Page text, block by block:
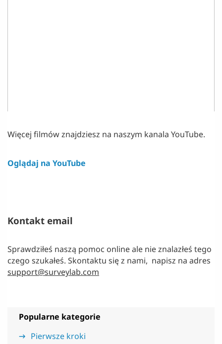
Więcej filmów znajdziesz na naszym kanala YouTube.
Oglądaj na YouTube
Kontakt email
Sprawdziłeś naszą pomoc online ale nie znalazłeś tego
czego szukałeś. Skontaktu się z nami, napisz na adres
support@surveylab.com
Popularne kategorie
Pierwsze kroki